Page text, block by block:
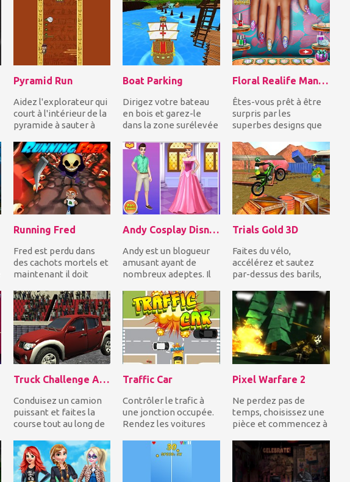
nom...
Pyramid Run
Aidez l'explorateur qui
court à l'intérieur de la
pyramide à sauter à
Boat Parking
Dirigez votre bateau
en bois et garez-le
dans la zone surélevée
les autres e...
Floral Realife Manicure
Êtes-vous prêt à être
surpris par les
superbes designs que
dans le jeu Floral Rea...
Running Fred
Fred est perdu dans
des cachots mortels et
maintenant il doit
Pouvez-vous l'...
Andy Cosplay Disney Princesses
Andy est un blogueur
amusant ayant de
nombreux adeptes. Il
adeptes, il va cospla...
Trials Gold 3D
Faites du vélo,
accélérez et sautez
par-dessus des barils,
d'obstacles impres...
Truck Challenge Arena 3D
Conduisez un camion
puissant et faites la
course tout au long de
dérivant et en...
Traffic Car
Contrôler le trafic à
une jonction occupée.
Rendez les voitures
éviter les collisi...
Pixel Warfare 2
Ne perdez pas de
temps, choisissez une
pièce et commencez à
autres joueurs en